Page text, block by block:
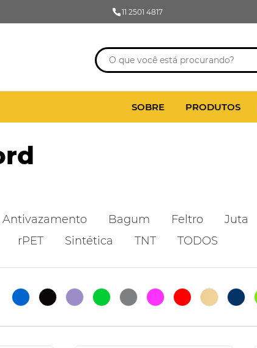
11 2501 4817
SOBRE PRODUTOS
Antivazamento Bagum Feltro Juta
rPET Sintética TNT TODOS